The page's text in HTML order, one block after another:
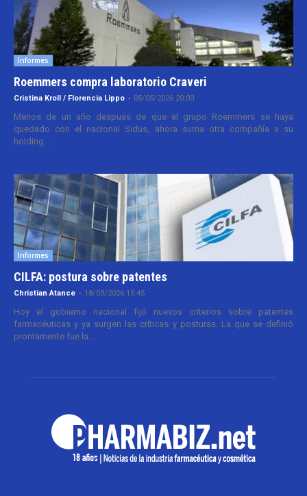
Informes
Roemmers compra laboratorio Craveri
Cristina Kroll / Florencia Lippo - 05/05/2026 20:00
Menos de un año después de que el grupo Roemmers se haya
quedado con el nacional Sidus, ahora suma otra compañía a su
holding....
Informes
CILFA: postura sobre patentes
Christian Atance - 18/03/2026 15:45
Hoy el gobierno nacional fijó nuevos criterios sobre patentes
farmacéuticas y ya surgen las críticas y posturas. La que se definió
prontamente fue la...